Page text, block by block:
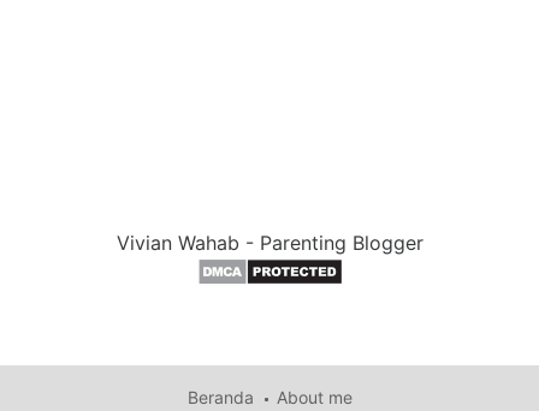
Vivian Wahab - Parenting Blogger
Beranda About me